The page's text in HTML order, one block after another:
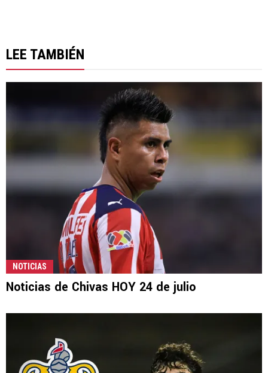
LEE TAMBIÉN
NOTICIAS
Noticias de Chivas HOY 24 de julio